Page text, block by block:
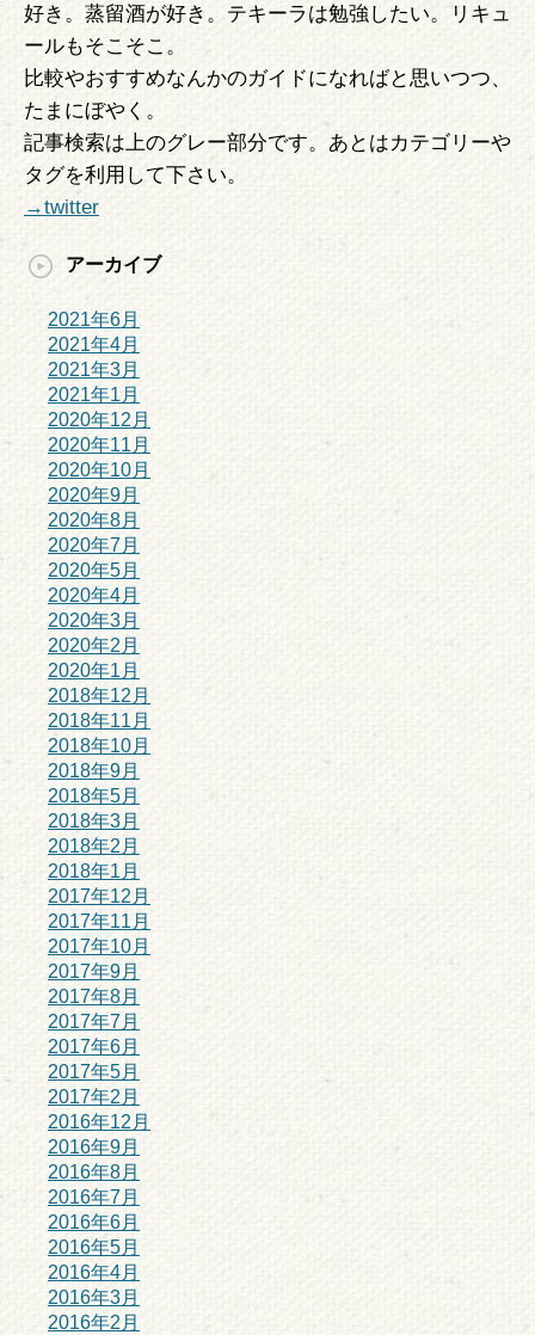
好き。蒸留酒が好き。テキーラは勉強したい。リキュ
ールもそこそこ。
比較やおすすめなんかのガイドになればと思いつつ、
たまにぼやく。
記事検索は上のグレー部分です。あとはカテゴリーや
タグを利用して下さい。
→twitter
アーカイブ
2021年6月
2021年4月
2021年3月
2021年1月
2020年12月
2020年11月
2020年10月
2020年9月
2020年8月
2020年7月
2020年5月
2020年4月
2020年3月
2020年2月
2020年1月
2018年12月
2018年11月
2018年10月
2018年9月
2018年5月
2018年3月
2018年2月
2018年1月
2017年12月
2017年11月
2017年10月
2017年9月
2017年8月
2017年7月
2017年6月
2017年5月
2017年2月
2016年12月
2016年9月
2016年8月
2016年7月
2016年6月
2016年5月
2016年4月
2016年3月
2016年2月